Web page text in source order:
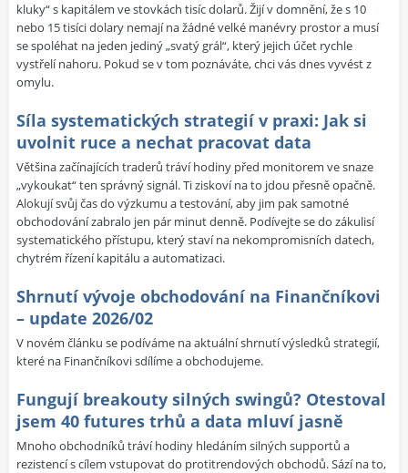
kluky“ s kapitálem ve stovkách tisíc dolarů. Žijí v domnění, že s 10
nebo 15 tisíci dolary nemají na žádné velké manévry prostor a musí
se spoléhat na jeden jediný „svatý grál“, který jejich účet rychle
vystřelí nahoru. Pokud se v tom poznáváte, chci vás dnes vyvést z
omylu.
Síla systematických strategií v praxi: Jak si
uvolnit ruce a nechat pracovat data
Většina začínajících traderů tráví hodiny před monitorem ve snaze
„vykoukat“ ten správný signál. Ti ziskoví na to jdou přesně opačně.
Alokují svůj čas do výzkumu a testování, aby jim pak samotné
obchodování zabralo jen pár minut denně. Podívejte se do zákulisí
systematického přístupu, který staví na nekompromisních datech,
chytrém řízení kapitálu a automatizaci.
Shrnutí vývoje obchodování na Finančníkovi
– update 2026/02
V novém článku se podíváme na aktuální shrnutí výsledků strategií,
které na Finančníkovi sdílíme a obchodujeme.
Fungují breakouty silných swingů? Otestoval
jsem 40 futures trhů a data mluví jasně
Mnoho obchodníků tráví hodiny hledáním silných supportů a
rezistencí s cílem vstupovat do protitrendových obchodů. Sází na to,